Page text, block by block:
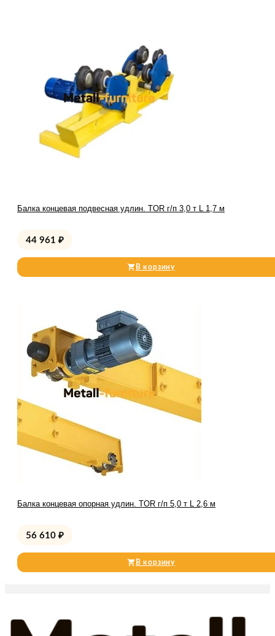
Балка концевая подвесная удлин. TOR г/п 3,0 т L 1,7 м
44 961 ₽
В корзину
Балка концевая опорная удлин. TOR г/п 5,0 т L 2,6 м
56 610 ₽
В корзину